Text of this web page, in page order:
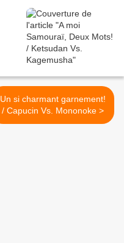
Un si charmant garnement!
/ Capucin Vs. Mononoke >